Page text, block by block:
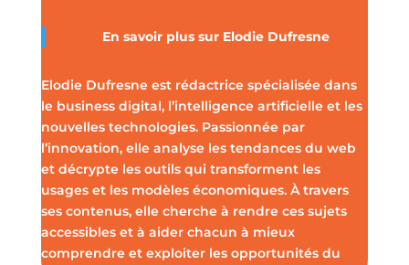
En savoir plus sur Elodie Dufresne
Elodie Dufresne est rédactrice spécialisée dans
le business digital, l’intelligence artificielle et les
nouvelles technologies. Passionnée par
l’innovation, elle analyse les tendances du web
et décrypte les outils qui transforment les
usages et les modèles économiques. À travers
ses contenus, elle cherche à rendre ces sujets
accessibles et à aider chacun à mieux
comprendre et exploiter les opportunités du